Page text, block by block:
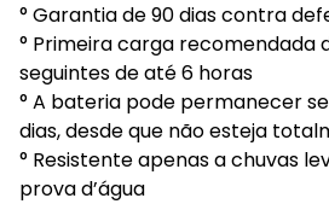
° Garantia de 90 dias contra
° Primeira carga recomendada
seguintes de até 6 horas
° A bateria pode permanecer
dias, desde que não esteja
° Resistente apenas a chuvas
prova d’água